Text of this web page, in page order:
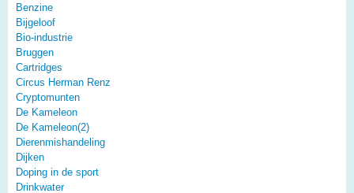
Benzine
Bijgeloof
Bio-industrie
Bruggen
Cartridges
Circus Herman Renz
Cryptomunten
De Kameleon
De Kameleon(2)
Dierenmishandeling
Dijken
Doping in de sport
Drinkwater